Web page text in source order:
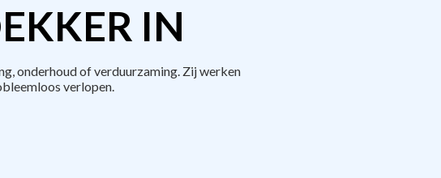
IN
onderhoud of verduurzaming. Zij werken
verlopen.